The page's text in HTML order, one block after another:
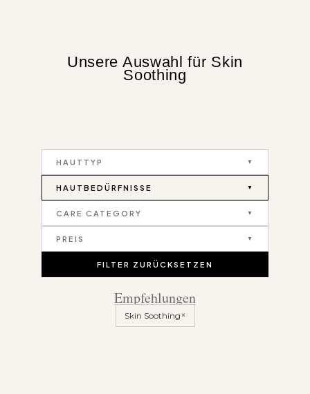
Unsere Auswahl für Skin
Soothing
HAUTTYP
HAUTBEDÜRFNISSE
CARE CATEGORY
PREIS
FILTER ZURÜCKSETZEN
Empfehlungen
Skin Soothing×